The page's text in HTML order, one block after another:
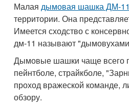
Малая дымовая шашка ДМ-11
территории. Она
Имеется сходство с
дм-11 называют
Дымовые шашки чаще всего
пейнтболе, страйкболе,
проход вражеской команде,
обзору.